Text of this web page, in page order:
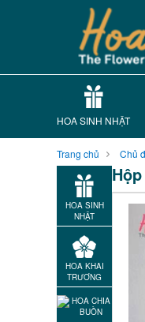
HOA SINH NHẬT
Trang chủ Chủ
HOA SINH
NHẬT
HOA KHAI
TRƯƠNG